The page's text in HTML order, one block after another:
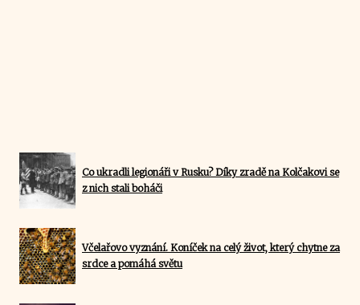
Co ukradli legionáři v Rusku? Díky zradě na Kolčakovi se
z nich stali boháči
Včelařovo vyznání. Koníček na celý život, který chytne za
srdce a pomáhá světu